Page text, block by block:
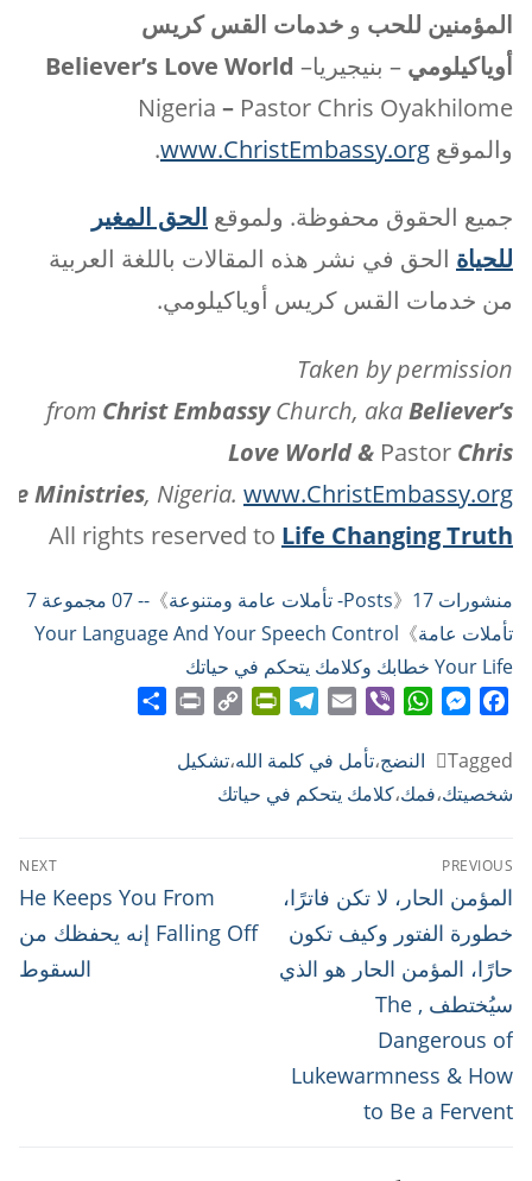
المؤمنين للحب و خدمات القس كريس
أوياكيلومي – بنيجيريا Believer’s Love World –
Nigeria – Pastor Chris Oyakhilome
والموقع www.ChristEmbassy.org
.
جميع الحقوق محفوظة. ولموقع الحق المغير
للحياة الحق في نشر هذه المقالات باللغة العربية
من خدمات القس كريس أوياكيلومي.
Taken by permission
from ChristEmbassy Church, akaBeliever’s
Love World & Pastor Chris
Ministries, Nigeria. www.ChristEmbassy.org
All rights reserved to Life Changing Truth
منشورات Posts 》 17- تأملات عامة ومتنوعة 》
-- 07 مجموعة 7
تأملات عامة》
Your Language And Your Speech Control
Your Life خطابك وكلامك يتحكم في حياتك
Link
Tagged
النضج،تأمل في كلمة الله،تشكيل
شخصيتك،فمك،كلامك يتحكم في حياتك
تصفّح
المقالات
PREVIOUS
Previous
post:
المؤمن الحار، لا تكن فاترًا،
خطورة الفتور وكيف تكون
حارًا، المؤمن الحار هو الذي
سيُختطف , The
Dangerous of
Lukewarmness & How
to Be a Fervent
NEXT
Next
post:
He Keeps You From
Falling Off إنه يحفظك من
السقوط